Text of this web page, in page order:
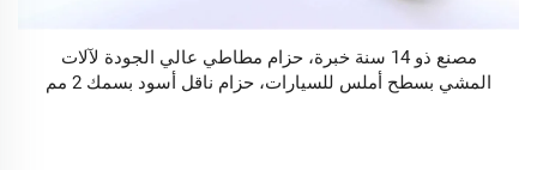
مصنع ذو 14 سنة خبرة، حزام مطاطي عالي الجودة لآلات
المشي بسطح أملس للسيارات، حزام ناقل أسود بسمك 2 مم